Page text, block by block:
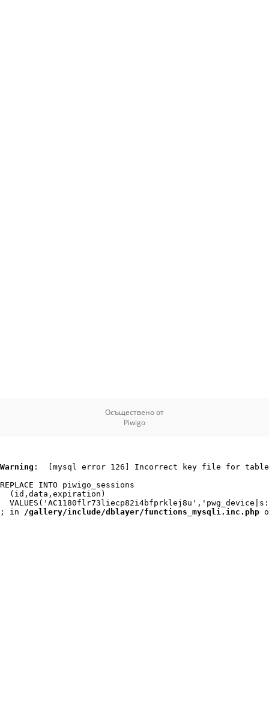
Осъществено от
Piwigo
Warning :  [mysql error 126] Incorrect key file for
REPLACE INTO piwigo_sessions
  (id,data,expiration)
; in /gallery/include/dblayer/functions_mysqli.inc.php